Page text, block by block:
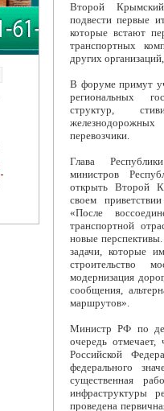
Второй
подвести первые
которые встают
транспортных
других
В форуме примут
региональных
структур,
перевозчики.
Глава
министров
открыть Второй
своем
«После
транспортной
новые
задачи, которые
строительство
модернизация
сообщения,
маршрутов».
Министр РФ по
очередь
Российской
федерального
существенная
инфраструктуры
проведена